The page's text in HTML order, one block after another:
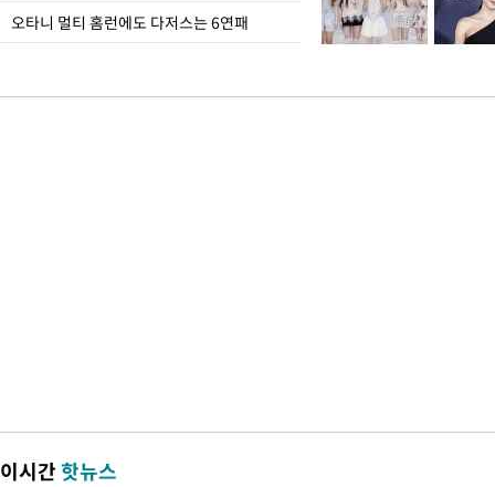
오타니 멀티 홈런에도 다저스는 6연패
이시간핫뉴스